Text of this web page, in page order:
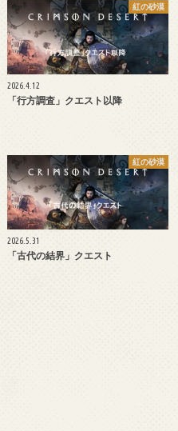
紅の砂漠
2026.4.12
「行方調査」クエスト以降
紅の砂漠
2026.5.31
「古代の結界」クエスト